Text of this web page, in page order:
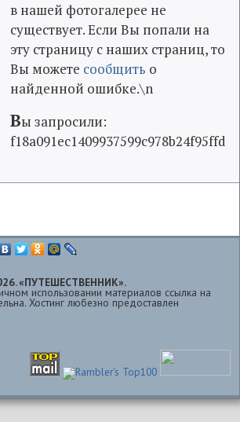
в нашей фотогалерее не
существует. Если Вы попали на
эту страницу с наших страниц, то
Вы можете сообщить о
найденной ошибке.\n
Вы запросили:
f18a091ec1409937599c978b24f95ffd
«ПУТЕШЕСТВЕННИК».
использовании материалов ссылка на
Хостинг любезно предоставлен